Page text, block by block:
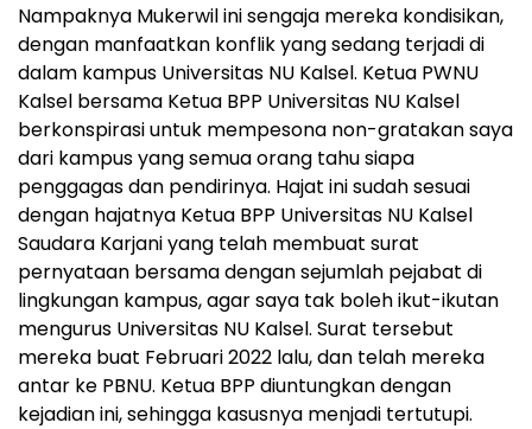
Nampaknya Mukerwil ini sengaja mereka kondisikan,
dengan manfaatkan konflik yang sedang terjadi di
dalam kampus Universitas NU Kalsel. Ketua PWNU
Kalsel bersama Ketua BPP Universitas NU Kalsel
berkonspirasi untuk mempesona non-gratakan saya
dari kampus yang semua orang tahu siapa
penggagas dan pendirinya. Hajat ini sudah sesuai
dengan hajatnya Ketua BPP Universitas NU Kalsel
Saudara Karjani yang telah membuat surat
pernyataan bersama dengan sejumlah pejabat di
lingkungan kampus, agar saya tak boleh ikut-ikutan
mengurus Universitas NU Kalsel. Surat tersebut
mereka buat Februari 2022 lalu, dan telah mereka
antar ke PBNU. Ketua BPP diuntungkan dengan
kejadian ini, sehingga kasusnya menjadi tertutupi.